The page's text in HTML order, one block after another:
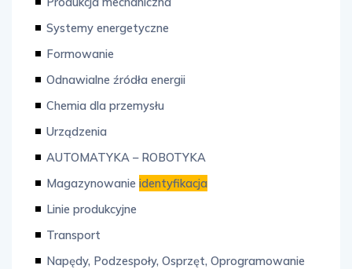
Systemy energetyczne
Formowanie
Odnawialne źródła energii
Chemia dla przemysłu
Urządzenia
AUTOMATYKA – ROBOTYKA
Magazynowanie identyfikacja
Linie produkcyjne
Transport
Napędy, Podzespoły, Osprzęt, Oprogramowanie